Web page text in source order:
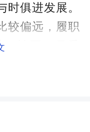
时俱进发展。
较偏远，履职
社区、居委
个，代表履职